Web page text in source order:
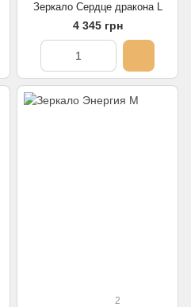
Зеркало Сердце дракона L
4 345 грн
2